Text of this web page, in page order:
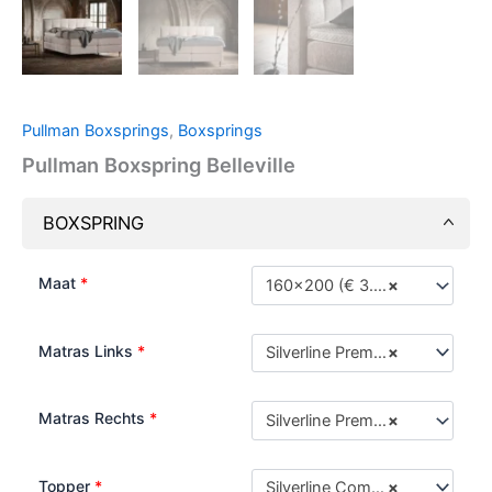
Pullman Boxsprings, Boxsprings
Pullman Boxspring Belleville
BOXSPRING
Maat * ×
160x200 (€ 3.599,00)
Matras Links * ×
Silverline Premier
Matras Rechts * ×
Silverline Premier
Topper * ×
Silverline Comfortschuim